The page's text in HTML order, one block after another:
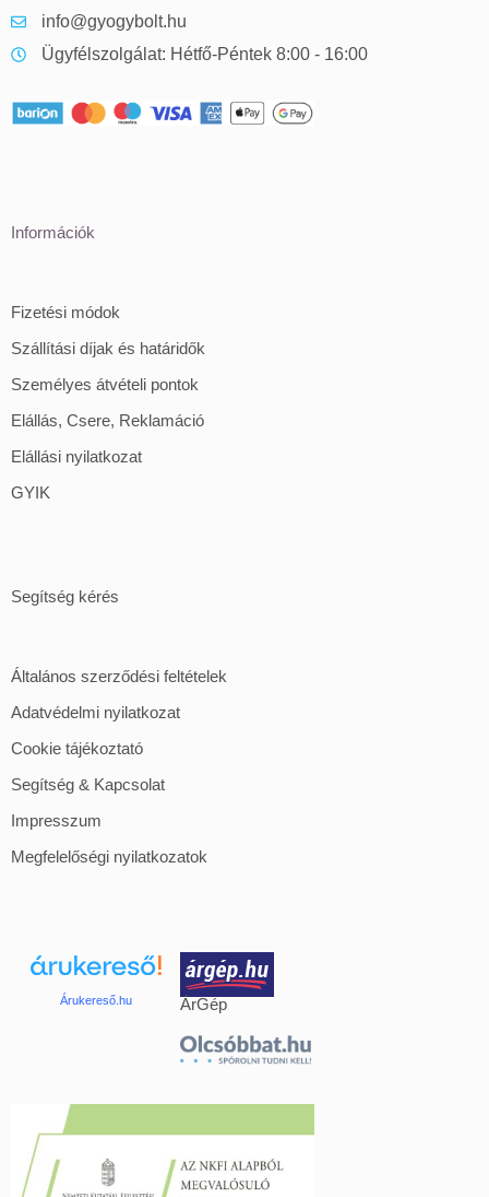
info@gyogybolt.hu
Ügyfélszolgálat: Hétfő-Péntek 8:00 - 16:00
Információk
Fizetési módok
Szállítási díjak és határidők
Személyes átvételi pontok
Elállás, Csere, Reklamáció
Elállási nyilatkozat
GYIK
Segítség kérés
Általános szerződési feltételek
Adatvédelmi nyilatkozat
Cookie tájékoztató
Segítség & Kapcsolat
Impresszum
Megfelelőségi nyilatkozatok
Árukereső.hu ÁrGép